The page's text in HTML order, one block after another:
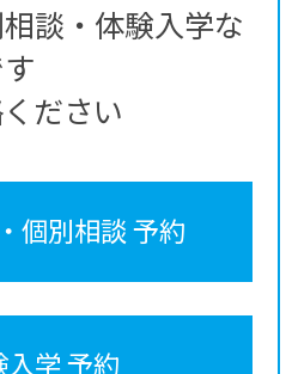
談・体験入学な
ださい
個別相談 予約
学 予約